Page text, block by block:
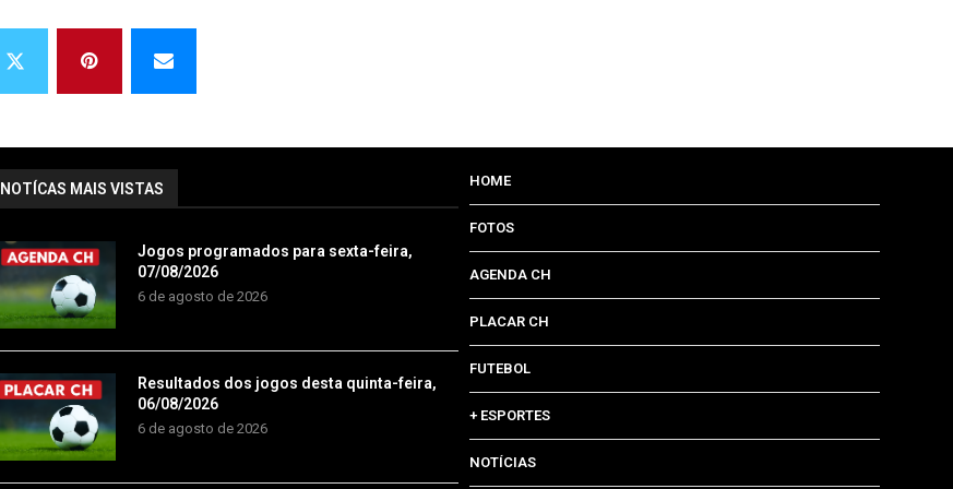
NOTÍCAS MAIS VISTAS
Jogos programados para sexta-feira,
07/08/2026
6 de agosto de 2026
Resultados dos jogos desta quinta-feira,
06/08/2026
6 de agosto de 2026
HOME
FOTOS
AGENDA CH
PLACAR CH
FUTEBOL
+ ESPORTES
NOTÍCIAS